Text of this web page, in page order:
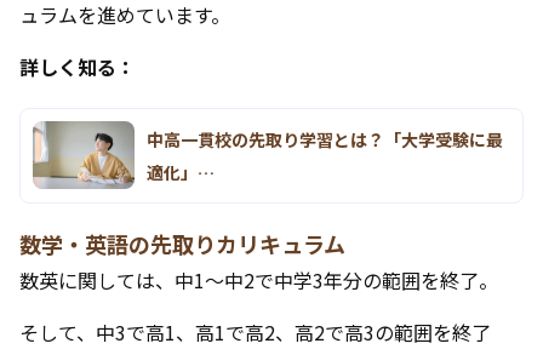
ュラムを進めています。
詳しく知る：
中高一貫校の先取り学習とは？「大学受験に最
適化」…
数学・英語の先取りカリキュラム
数英に関しては、中1〜中2で中学3年分の範囲を終了。
そして、中3で高1、高1で高2、高2で高3の範囲を終了